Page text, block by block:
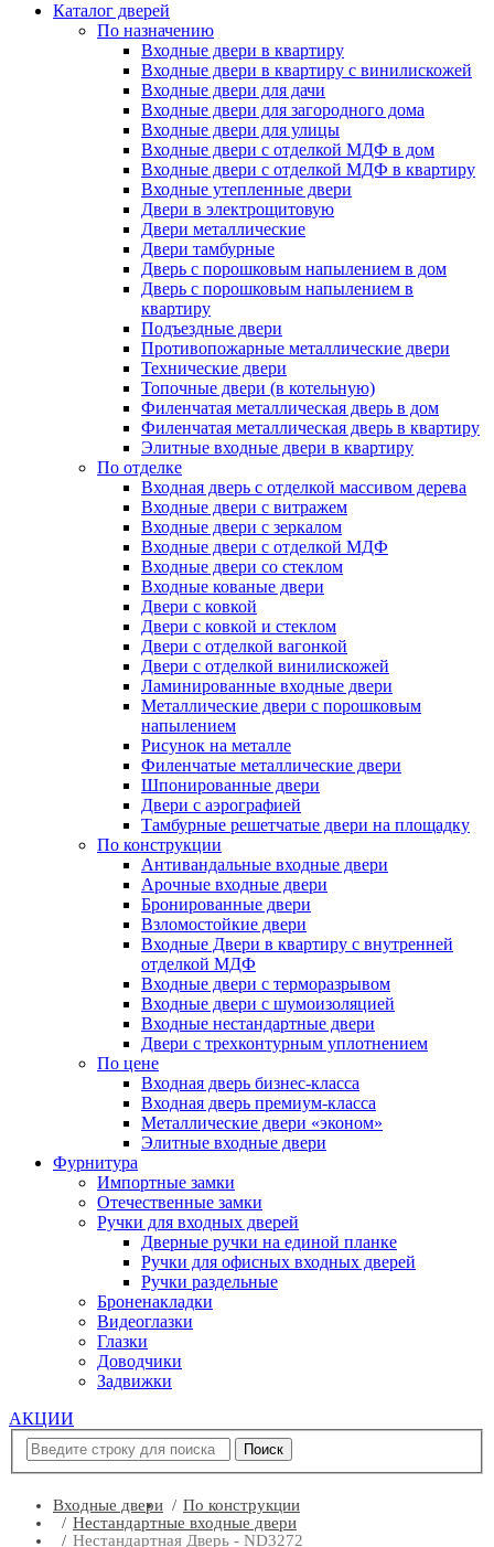
Каталог дверей
По назначению
Входные двери в квартиру
Входные двери в квартиру с винилискожей
Входные двери для дачи
Входные двери для загородного дома
Входные двери для улицы
Входные двери с отделкой МДФ в дом
Входные двери с отделкой МДФ в квартиру
Входные утепленные двери
Двери в электрощитовую
Двери металлические
Двери тамбурные
Дверь с порошковым напылением в дом
Дверь с порошковым напылением в
квартиру
Подъездные двери
Противопожарные металлические двери
Технические двери
Топочные двери (в котельную)
Филенчатая металлическая дверь в дом
Филенчатая металлическая дверь в квартиру
Элитные входные двери в квартиру
По отделке
Входная дверь с отделкой массивом дерева
Входные двери с витражем
Входные двери с зеркалом
Входные двери с отделкой МДФ
Входные двери со стеклом
Входные кованые двери
Двери с ковкой
Двери с ковкой и стеклом
Двери с отделкой вагонкой
Двери с отделкой винилискожей
Ламинированные входные двери
Металлические двери с порошковым
напылением
Рисунок на металле
Филенчатые металлические двери
Шпонированные двери
Двери с аэрографией
Тамбурные решетчатые двери на площадку
По конструкции
Антивандальные входные двери
Арочные входные двери
Бронированные двери
Взломостойкие двери
Входные Двери в квартиру с внутренней
отделкой МДФ
Входные двери с терморазрывом
Входные двери с шумоизоляцией
Входные нестандартные двери
Двери с трехконтурным уплотнением
По цене
Входная дверь бизнес-класса
Входная дверь премиум-класса
Металлические двери «эконом»
Элитные входные двери
Фурнитура
Импортные замки
Отечественные замки
Ручки для входных дверей
Дверные ручки на единой планке
Ручки для офисных входных дверей
Ручки раздельные
Броненакладки
Видеоглазки
Глазки
Доводчики
Задвижки
АКЦИИ
Входные двери
По конструкции
Нестандартные входные двери
Нестандартная Дверь - ND3272